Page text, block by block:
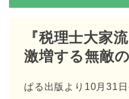
『税理士大
激増する無敵の
ぱる出版より10月31